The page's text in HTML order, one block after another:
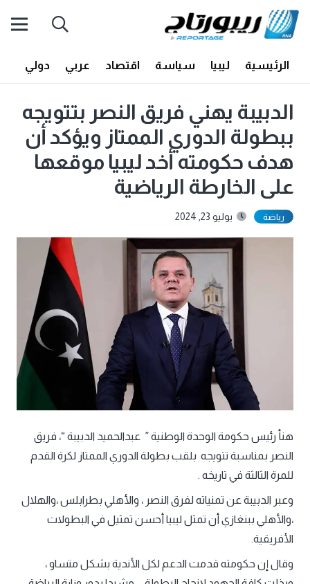
الرئيسية ليبيا سياسة اقتصاد عربي دولي
الدبيبة يهني فريق النصر بتتويجه
ببطولة الدوري الممتاز ويؤكد أن
هدف حكومته أخد ليبيا موقعها
على الخارطة الرياضية
رياضة يوليو 23, 2024
هنأ رئيس حكومة الوحدة الوطنية ” عبدالحميد الدبيبة “، فريق
النصر بمناسبة تتويجه بلقب بطولة الدوري الممتاز لكرة القدم
للمرة الثالثة في تاريخه .
وعبر الدبيبة عن تمنياته لفرق النصر ، والأهلي بطرابلس ،والهلال
،والأهلي ببنغازي أن تمثل ليبيا أحسن تمثيل في البطولات
الأفريقية.
وقال إن حكومته قدمت الدعم لكل الأندية بشكل متساو ،